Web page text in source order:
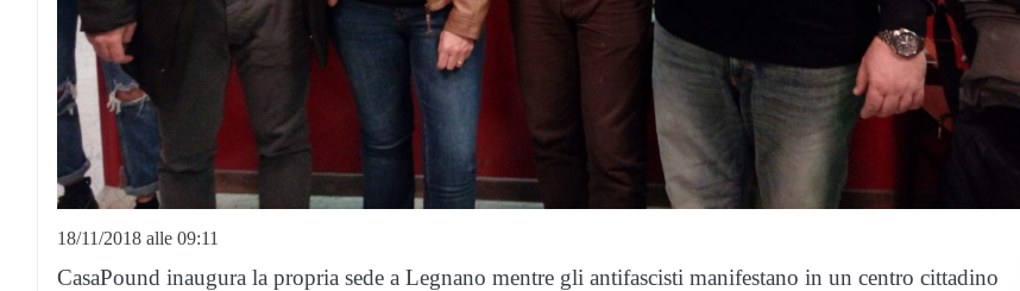
18/11/2018 alle 09:11
CasaPound inaugura la propria sede a Legnano mentre gli antifascisti manifestano in un centro cittadino